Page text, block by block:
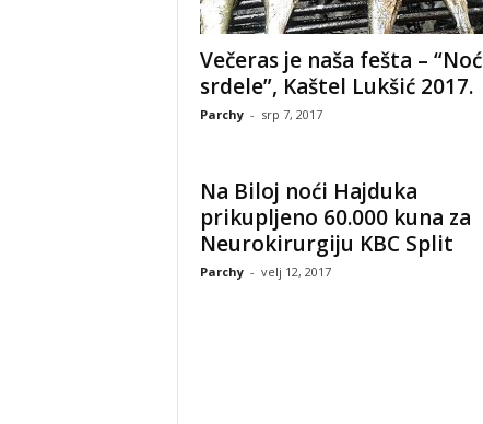
Večeras je naša fešta – “Noć
srdele”, Kaštel Lukšić 2017.
Parchy - srp 7, 2017
Na Biloj noći Hajduka
prikupljeno 60.000 kuna za
Neurokirurgiju KBC Split
Parchy - velj 12, 2017